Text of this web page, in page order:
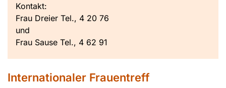
Kontakt:
Frau Dreier Tel., 4 20 76
und
Frau Sause Tel., 4 62 91
Internationaler Frauentreff